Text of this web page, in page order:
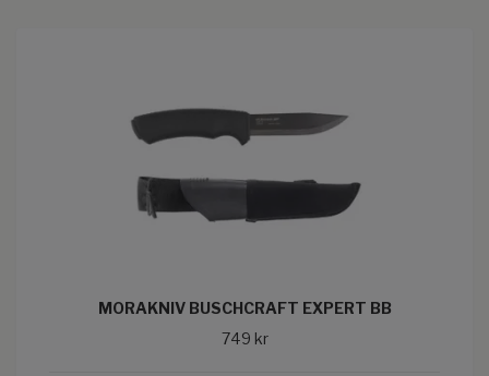
MORAKNIV BUSCHCRAFT EXPERT BB
749 kr